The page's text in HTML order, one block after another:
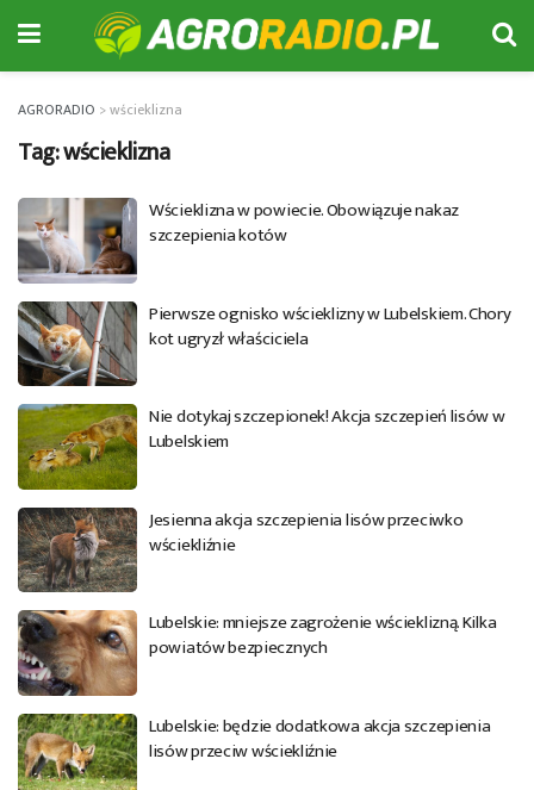
AGRORADIO >wścieklizna
Tag:wścieklizna
Wścieklizna w powiecie. Obowiązuje nakaz
szczepienia kotów
Pierwsze ognisko wścieklizny w Lubelskiem. Chory
kot ugryzł właściciela
Nie dotykaj szczepionek! Akcja szczepień lisów w
Lubelskiem
Jesienna akcja szczepienia lisów przeciwko
wściekliźnie
Lubelskie: mniejsze zagrożenie wścieklizną. Kilka
powiatów bezpiecznych
Lubelskie: będzie dodatkowa akcja szczepienia
lisów przeciw wściekliźnie